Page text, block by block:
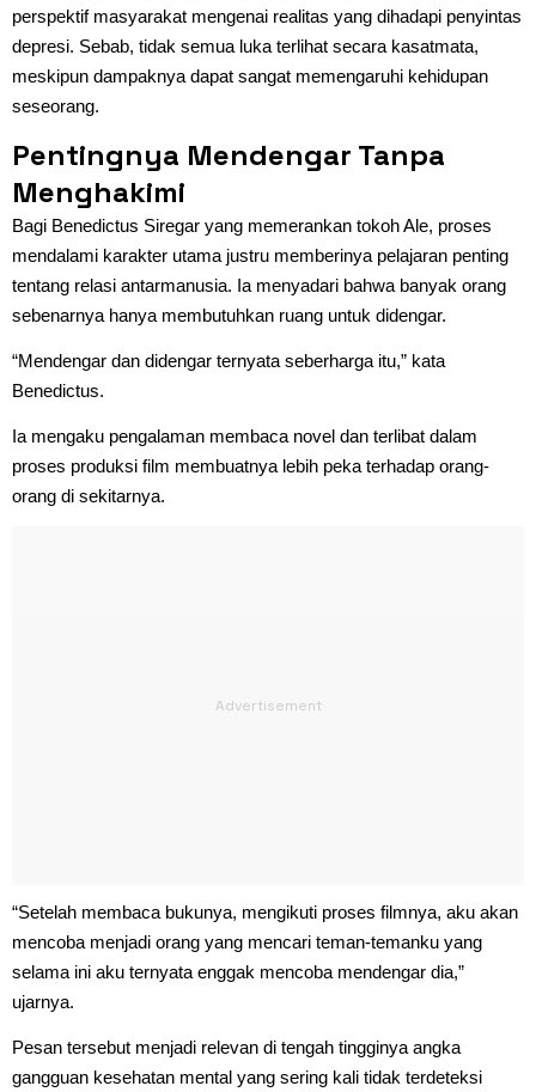
perspektif masyarakat mengenai realitas yang dihadapi penyintas
depresi. Sebab, tidak semua luka terlihat secara kasatmata,
meskipun dampaknya dapat sangat memengaruhi kehidupan
seseorang.
Pentingnya Mendengar Tanpa
Menghakimi
Bagi Benedictus Siregar yang memerankan tokoh Ale, proses
mendalami karakter utama justru memberinya pelajaran penting
tentang relasi antarmanusia. Ia menyadari bahwa banyak orang
sebenarnya hanya membutuhkan ruang untuk didengar.
“Mendengar dan didengar ternyata seberharga itu,” kata
Benedictus.
Ia mengaku pengalaman membaca novel dan terlibat dalam
proses produksi film membuatnya lebih peka terhadap orang-
orang di sekitarnya.
“Setelah membaca bukunya, mengikuti proses filmnya, aku akan
mencoba menjadi orang yang mencari teman-temanku yang
selama ini aku ternyata enggak mencoba mendengar dia,”
ujarnya.
Pesan tersebut menjadi relevan di tengah tingginya angka
gangguan kesehatan mental yang sering kali tidak terdeteksi